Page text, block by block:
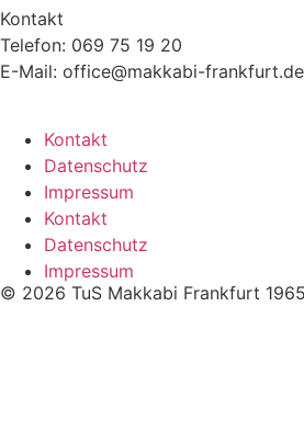
Kontakt
Telefon: 069 75 19 20
E-Mail: office@makkabi-frankfurt.de
Kontakt
Datenschutz
Impressum
Kontakt
Datenschutz
Impressum
© 2026 TuS Makkabi Frankfurt